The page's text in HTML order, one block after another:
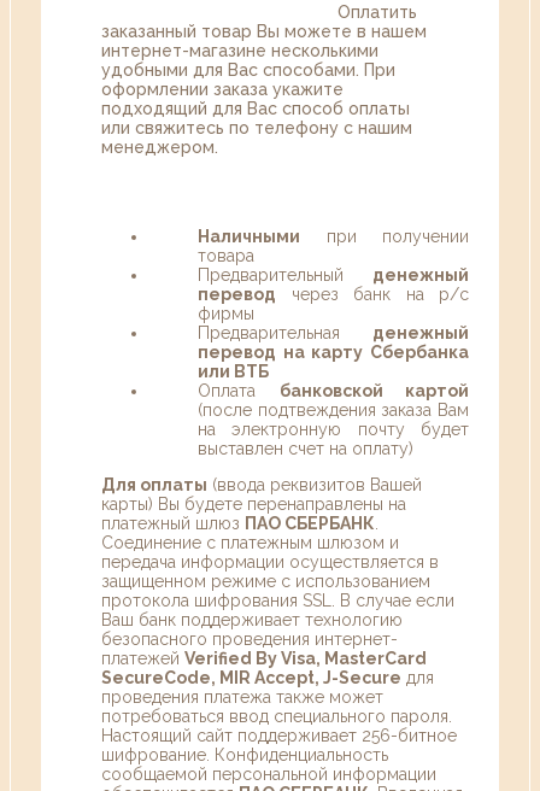
Оплатить
заказанный товар Вы можете в нашем
интернет-магазине несколькими
удобными для Вас способами. При
оформлении заказа укажите
подходящий для Вас способ оплаты
или свяжитесь по телефону с нашим
менеджером.
Наличными при получении
товара
Предварительный денежный
перевод через банк на р/с
фирмы
Предварительная денежный
перевод на карту Сбербанка
или ВТБ
Оплата банковской картой
(после подтвеждения заказа Вам
на электронную почту будет
выставлен счет на оплату)
Для оплаты (ввода реквизитов Вашей
карты) Вы будете перенаправлены на
платежный шлюз ПАО СБЕРБАНК
Соединение с платежным шлюзом и
передача информации осуществляется в
защищенном режиме с использованием
протокола шифрования SSL. В случае если
Ваш банк поддерживает технологию
безопасного проведения интернет-
платежей Verified By Visa, MasterCard
SecureCode, MIR Accept, J-Secure для
проведения платежа также может
потребоваться ввод специального пароля.
Настоящий сайт поддерживает 256-битное
шифрование. Конфиденциальность
сообщаемой персональной информации